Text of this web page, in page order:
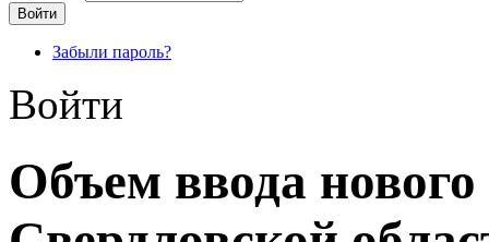
Забыли пароль?
Войти
Объем ввода